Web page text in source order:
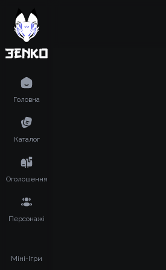
Головна
Каталог
Оголошення
Персонажі
Міні-Ігри